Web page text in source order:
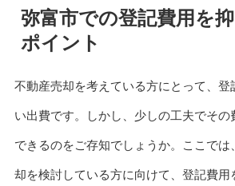
弥富市での登記費用を
ポイント
不動産売却を考えている方にとって、登
い出費です。しかし、少しの工夫でそ
できるのをご存知でしょうか。ここでは
却を検討している方に向けて、登記費用